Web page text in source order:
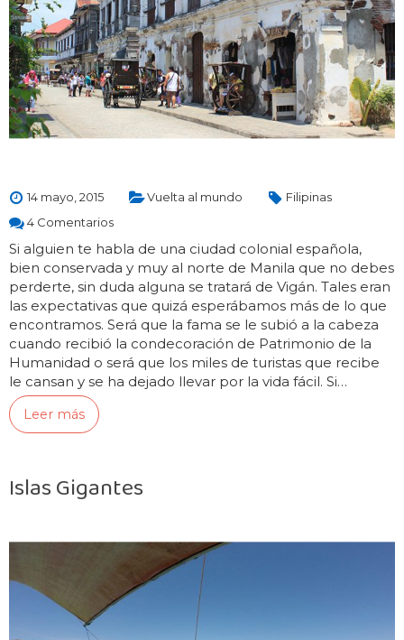
14 mayo, 2015 Vuelta al mundo
Filipinas
4 Comentarios
Si alguien te habla de una ciudad colonial española,
bien conservada y muy al norte de Manila que no debes
perderte, sin duda alguna se tratará de Vigán. Tales eran
las expectativas que quizá esperábamos más de lo que
encontramos. Será que la fama se le subió a la cabeza
cuando recibió la condecoración de Patrimonio de la
Humanidad o será que los miles de turistas que recibe
le cansan y se ha dejado llevar por la vida fácil. Si…
Leer más
Islas Gigantes